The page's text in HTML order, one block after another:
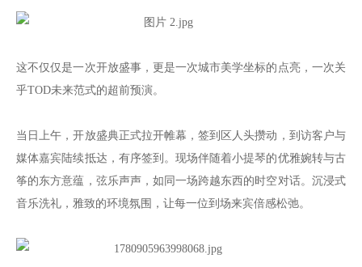
这不仅仅是一次开放盛事，更是一次城市美学坐标的点亮，一次关
乎TOD未来范式的超前预演。
当日上午，开放盛典正式拉开帷幕，签到区人头攒动，到访客户与
媒体嘉宾陆续抵达，有序签到。现场伴随着小提琴的优雅婉转与古
筝的东方意蕴，弦乐声声，如同一场跨越东西的时空对话。沉浸式
音乐洗礼，雅致的环境氛围，让每一位到场来宾倍感松弛。